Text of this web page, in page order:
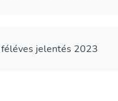
jelentés 2023